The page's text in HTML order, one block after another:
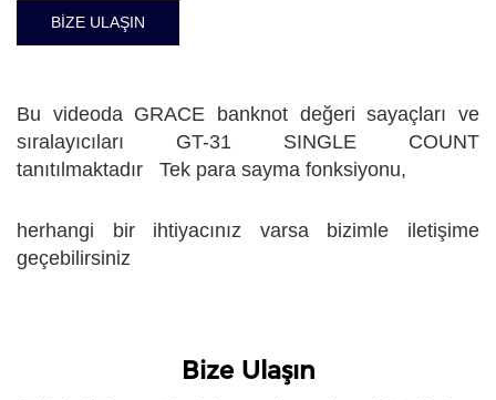
BİZE ULAŞIN
Bu videoda GRACE banknot değeri sayaçları ve
sıralayıcıları GT-31 SINGLE COUNT
tanıtılmaktadır Tek para sayma fonksiyonu,
herhangi bir ihtiyacınız varsa bizimle iletişime
geçebilirsiniz
Bize Ulaşın